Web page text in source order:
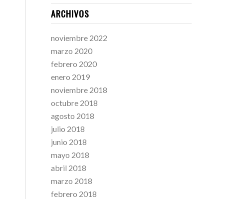
ARCHIVOS
noviembre 2022
marzo 2020
febrero 2020
enero 2019
noviembre 2018
octubre 2018
agosto 2018
julio 2018
junio 2018
mayo 2018
abril 2018
marzo 2018
febrero 2018